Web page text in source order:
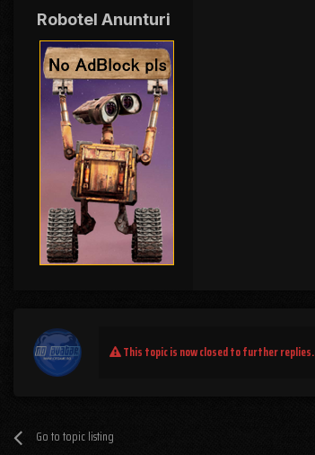
Robotel Anunturi
This topic is now closed to further replies.
Go to topic listing